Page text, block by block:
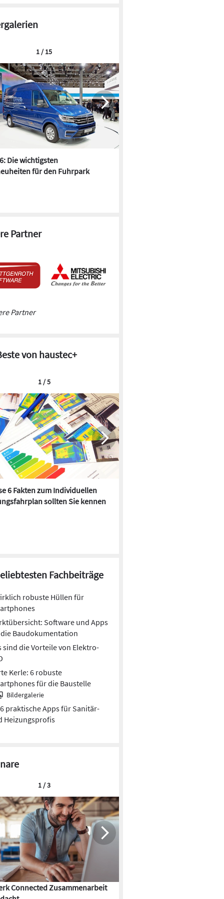
Die wichtigsten
für den Fuhrpark
1 / 15
Partner
Partner
von haustec+
6 Fakten zum Individuellen
sollten Sie kennen
1 / 5
Fachbeiträge
robuste Hüllen für
Software und Apps
Baudokumentation
sind die Vorteile von Elektro-
Kerle: 6 robuste
für die Baustelle
Bildergalerie
6 praktische Apps für Sanitär-
Heizungsprofis
Connected Zusammenarbeit
1 / 3